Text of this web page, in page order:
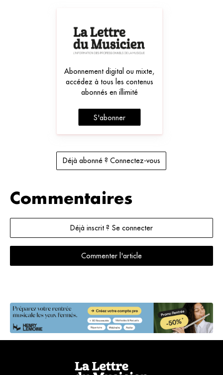
Abonnement digital ou mixte,
accédez à tous les contenus
abonnés en illimité
S'abonner
Déjà abonné ? Connectez-vous
Commentaires
Déjà inscrit ? Se connecter
Commenter l'article